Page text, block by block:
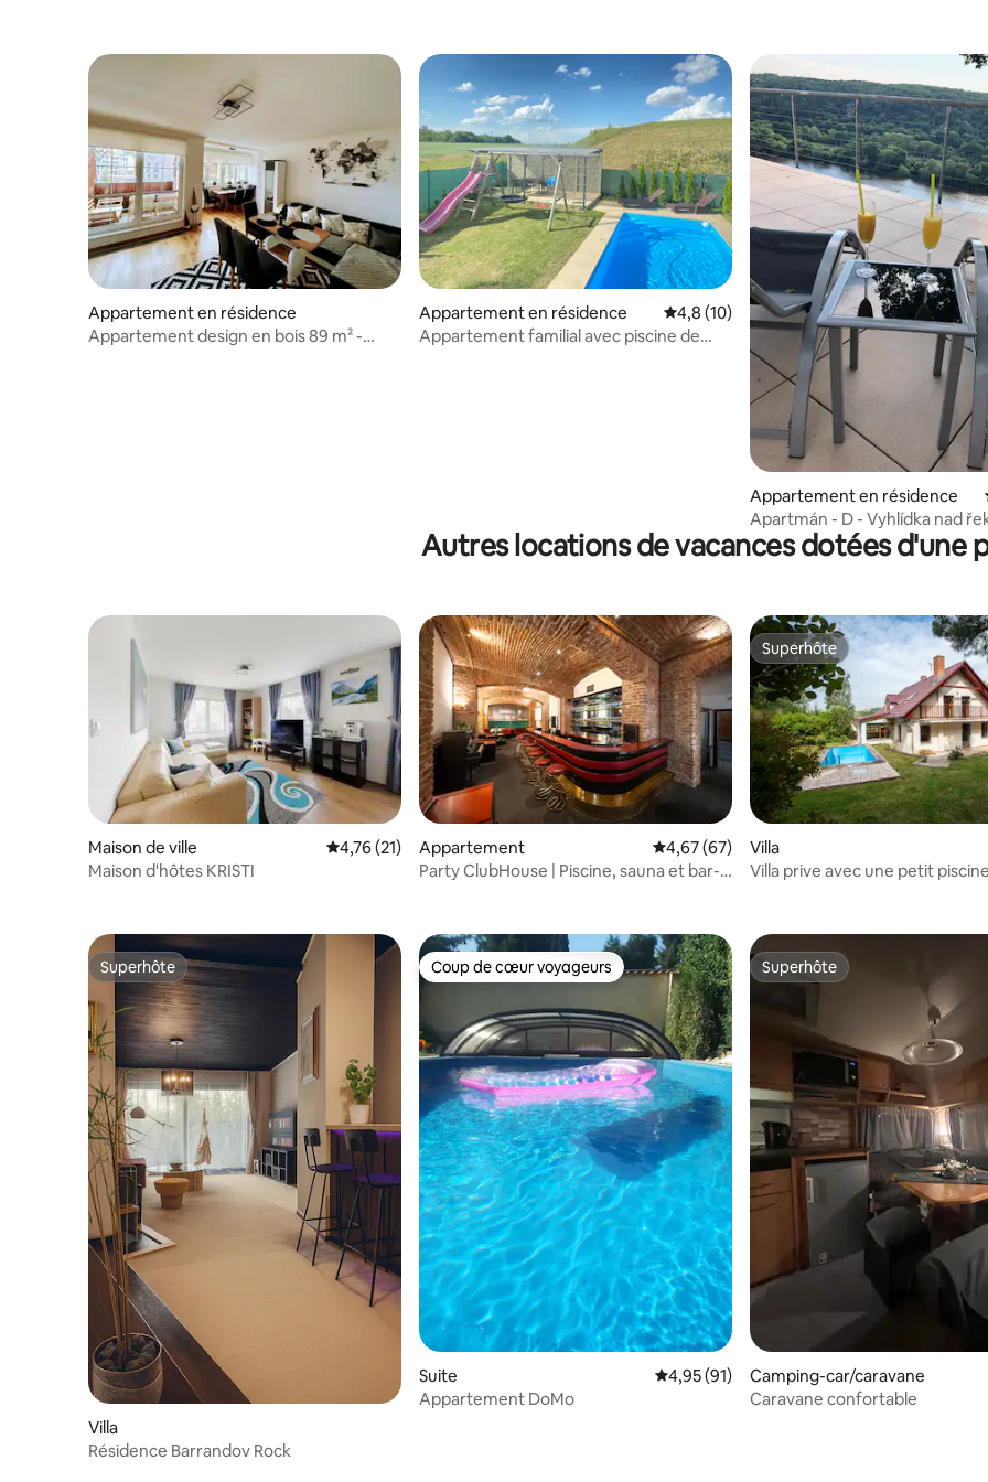
Appartement en résidence
Appartement design en bois 89 m² -
Appartement en résidence Évaluation moyenne sur la base de 10
4,8 (10)
Appartement familial avec piscine de
Appartement en résidence
Apartmán - D - Vyhlídka nad
Autres locations de vacances dotées d'une
Maison de ville Évaluation moyenne sur la base de 21 commentaires : 4,76 sur 5
4,76 (21)
Maison d'hôtes KRISTI
Appartement Évaluation moyenne sur la base de 67
4,67 (67)
Party ClubHouse | Piscine, sauna et bar-
Superhôte
Superhôte
Villa
Villa prive avec une petit piscine
Superhôte
Superhôte
Villa
Résidence Barrandov Rock
Coup de cœur voyageurs
Coup de cœur voyageurs
Suite Évaluation moyenne sur la base de 91
4,95 (91)
Appartement DoMo
Superhôte
Superhôte
Camping-car/caravane
Caravane confortable